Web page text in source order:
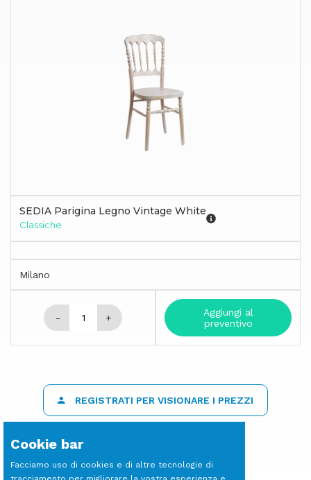
SEDIA Parigina Legno Vintage White
Classiche
Milano
- +
Aggiungi al
preventivo
REGISTRATI PER VISIONARE I PREZZI
Cookie bar
Facciamo uso di cookies e di altre tecnologie di